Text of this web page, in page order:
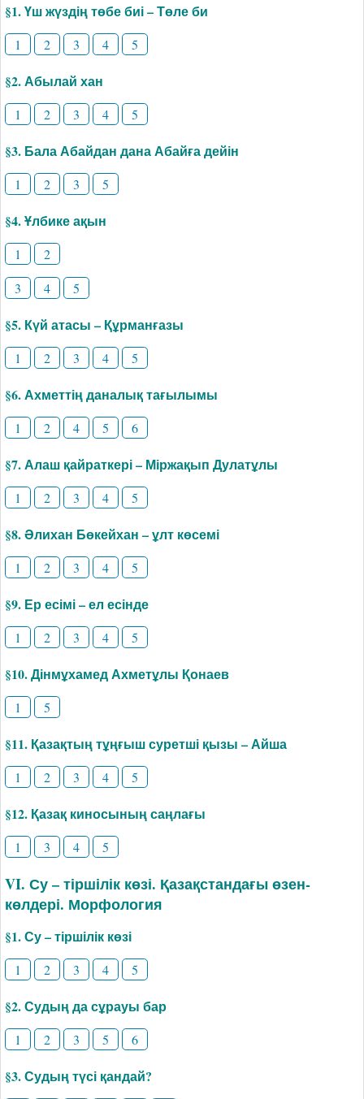
§1. Үш жүздің төбе биі – Төле би
1 2 3 4 5
§2. Абылай хан
1 2 3 4 5
§3. Бала Абайдан дана Абайға дейін
1 2 3 5
§4. Ұлбике ақын
1
2
3
4 5
§5. Күй атасы – Құрманғазы
1 2 3 4 5
§6. Ахметтің даналық тағылымы
1 2 4 5 6
§7. Алаш қайраткері – Міржақып Дулатұлы
1 2 3 4 5
§8. Әлихан Бөкейхан – ұлт көсемі
1 2 3 4 5
§9. Ер есімі – ел есінде
1 2 3 4 5
§10. Дінмұхамед Ахметұлы Қонаев
1 5
§11. Қазақтың тұңғыш суретші қызы – Айша
1 2 3 4 5
§12. Қазақ киносының саңлағы
1 3 4 5
VI. Су – тіршілік көзі. Қазақстандағы өзен-
көлдері. Морфология
§1. Су – тіршілік көзі
1 2 3 4 5
§2. Судың да сұрауы бар
1 2 3 5 6
§3. Судың түсі қандай?